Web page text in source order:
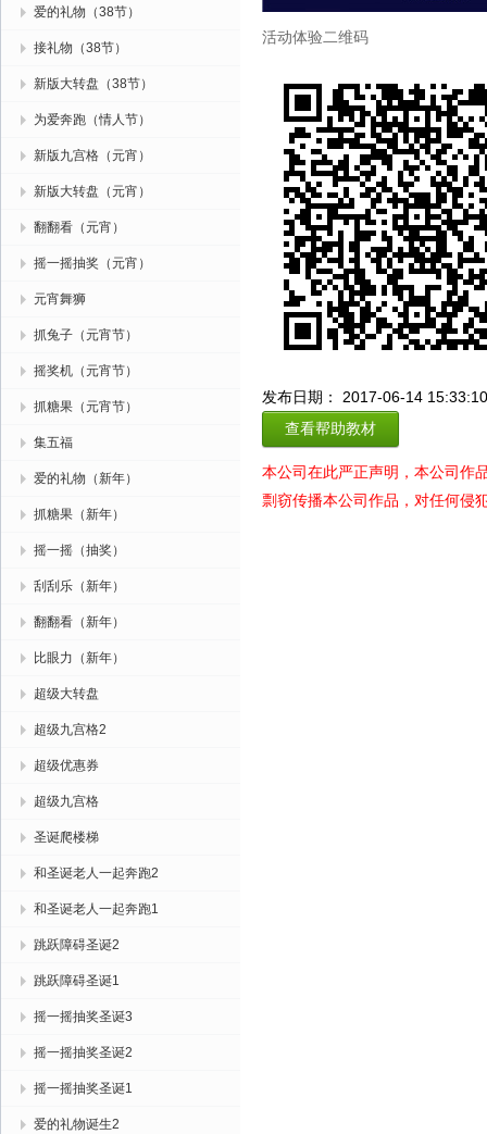
爱的礼物（38节）
接礼物（38节）
新版大转盘（38节）
为爱奔跑（情人节）
新版九宫格（元宵）
新版大转盘（元宵）
翻翻看（元宵）
摇一摇抽奖（元宵）
元宵舞狮
抓兔子（元宵节）
摇奖机（元宵节）
抓糖果（元宵节）
集五福
爱的礼物（新年）
抓糖果（新年）
摇一摇（抽奖）
刮刮乐（新年）
翻翻看（新年）
比眼力（新年）
超级大转盘
超级九宫格2
超级优惠券
超级九宫格
圣诞爬楼梯
和圣诞老人一起奔跑2
和圣诞老人一起奔跑1
跳跃障碍圣诞2
跳跃障碍圣诞1
摇一摇抽奖圣诞3
摇一摇抽奖圣诞2
摇一摇抽奖圣诞1
爱的礼物诞生2
活动体验二维码
发布日期： 2017-06-14 15:33:10
查看帮助教材
本公司在此严正声明，本公司作
剽窃传播本公司作品，对任何侵